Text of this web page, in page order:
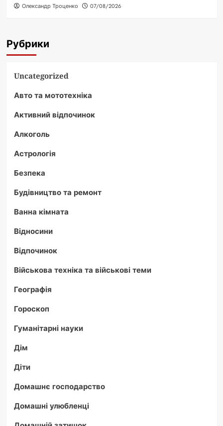
Олександр Троценко 07/08/2026
Рубрики
Uncategorized
Авто та мототехніка
Активний відпочинок
Алкоголь
Астрологія
Безпека
Будівництво та ремонт
Ванна кімната
Відносини
Відпочинок
Військова техніка та військові теми
Географія
Гороскоп
Гуманітарні науки
Дім
Діти
Домашнє господарство
Домашні улюбленці